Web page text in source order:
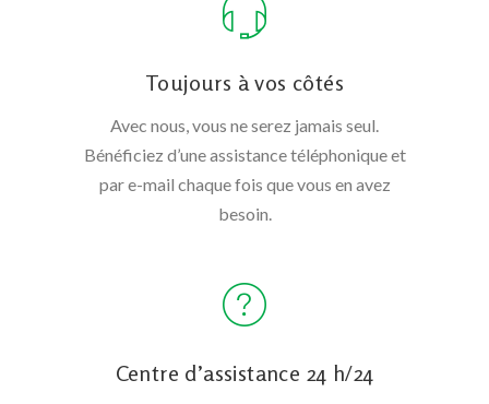
Toujours à vos côtés
Avec nous, vous ne serez jamais seul.
Bénéficiez d’une assistance téléphonique et
par e-mail chaque fois que vous en avez
besoin.
Centre d’assistance 24 h/24